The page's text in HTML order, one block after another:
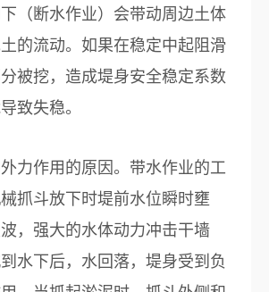
（断水作业）会带动周边土体
的流动。如果在稳定中起阻滑
被挖，造成堤身安全稳定系数
导致失稳。
作用的原因。带水作业的工
抓斗放下时堤前水位瞬时壅
，强大的水体动力冲击干墙
水下后，水回落，堤身受到负